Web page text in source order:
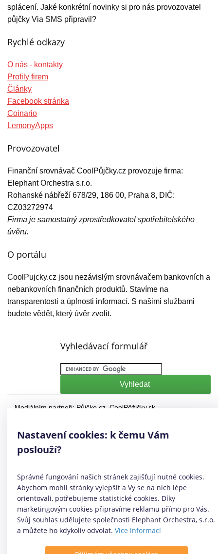
splácení. Jaké konkrétní novinky si pro nás provozovatel
půjčky Via SMS připravil?
Rychlé odkazy
O nás - kontakty
Profily firem
Články
Facebook stránka
Coinario
LemonyApps
Provozovatel
Finanční srovnávač CoolPůjčky.cz provozuje firma:
Elephant Orchestra s.r.o.
Rohanské nábřeží 678/29, 186 00, Praha 8, DIČ:
CZ03272974
Firma je samostatný zprostředkovatel spotřebitelského
úvěru.
O portálu
CoolPujcky.cz jsou nezávislým srovnávačem bankovních a
nebankovních finančních produktů. Stavíme na
transparentosti a úplnosti informací. S našimi službami
budete vědět, který úvěr zvolit.
Vyhledávací formulář
Mediálním partneři: Půjčko.cz CoolPôžičky.sk
©CoolPujcky.cz - Online půjčky
Váš nezávislý odborný srovnávač půjček pro rok 2026
Provozovatel:Elephant Orchestra, s.r.o. Ve spolupráci sÚspory.cz
|Povinně zveřejňované informace | Informace o řazení
produktových nabídek
Nastavení cookies: k čemu Vám
poslouží?
Správné fungování našich stránek zajišťují nutné cookies.
Abychom mohli stránky vylepšit a Vy se na nich lépe
orientovali, potřebujeme statistické cookies. Díky
marketingovým cookies připravíme reklamu přímo pro Vás.
Svůj souhlas udělujete společnosti Elephant Orchestra, s.r.o.
a můžete ho kdykoliv odvolat. Více informací